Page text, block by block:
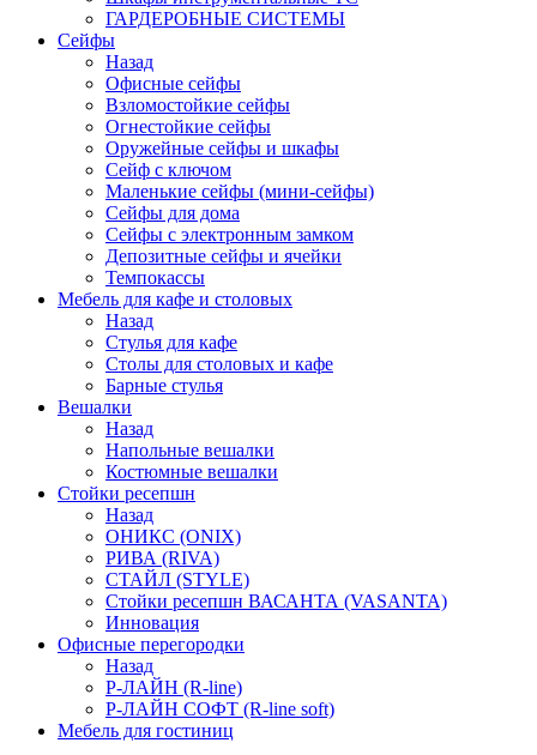
ГАРДЕРОБНЫЕ СИСТЕМЫ
Сейфы
Назад
Офисные сейфы
Взломостойкие сейфы
Огнестойкие сейфы
Оружейные сейфы и шкафы
Сейф с ключом
Маленькие сейфы (мини-сейфы)
Сейфы для дома
Сейфы с электронным замком
Депозитные сейфы и ячейки
Темпокассы
Мебель для кафе и столовых
Назад
Стулья для кафе
Столы для столовых и кафе
Барные стулья
Вешалки
Назад
Напольные вешалки
Костюмные вешалки
Стойки ресепшн
Назад
ОНИКС (ONIX)
РИВА (RIVA)
СТАЙЛ (STYLE)
Стойки ресепшн ВАСАНТА (VASANTA)
Инновация
Офисные перегородки
Назад
Р-ЛАЙН (R-line)
Р-ЛАЙН СОФТ (R-line soft)
Мебель для гостиниц